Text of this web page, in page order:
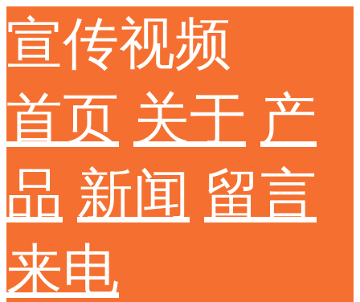
宣传视频
首页 关于 产
品 新闻 留言
来电